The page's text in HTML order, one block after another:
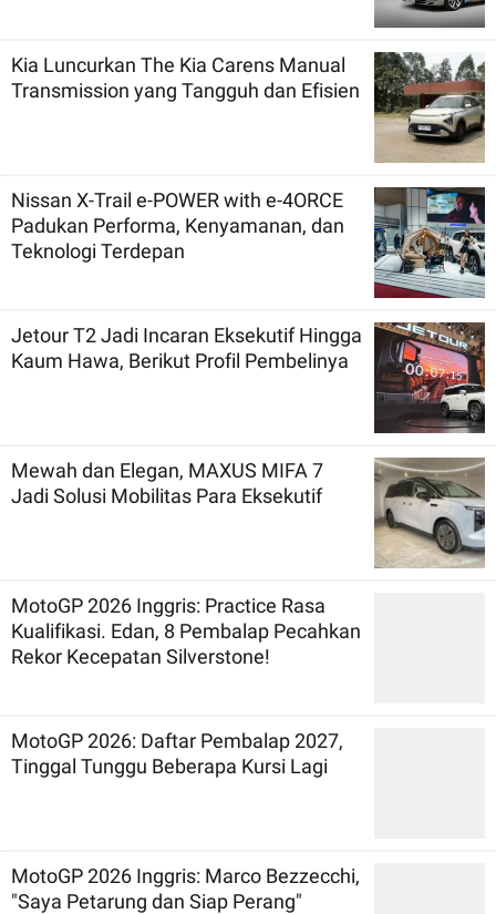
Kia Luncurkan The Kia Carens Manual
Transmission yang Tangguh dan Efisien
Nissan X-Trail e-POWER with e-4ORCE
Padukan Performa, Kenyamanan, dan
Teknologi Terdepan
Jetour T2 Jadi Incaran Eksekutif Hingga
Kaum Hawa, Berikut Profil Pembelinya
Mewah dan Elegan, MAXUS MIFA 7
Jadi Solusi Mobilitas Para Eksekutif
MotoGP 2026 Inggris: Practice Rasa
Kualifikasi. Edan, 8 Pembalap Pecahkan
Rekor Kecepatan Silverstone!
MotoGP 2026: Daftar Pembalap 2027,
Tinggal Tunggu Beberapa Kursi Lagi
MotoGP 2026 Inggris: Marco Bezzecchi,
"Saya Petarung dan Siap Perang"